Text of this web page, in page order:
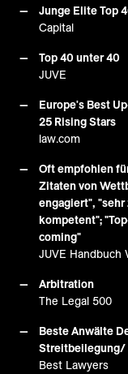
Junge Elite Top
Capital
Top 40 unter 40
JUVE
Europe's Best
25 Rising Stars
law.com
Oft empfohlen
Zitaten von
engagiert",
kompetent";
coming"
JUVE Handbuch
Arbitration
The Legal 500
Beste Anwälte
Streitbeilegung/
Best Lawyers